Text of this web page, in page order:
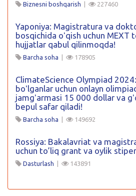
Biznesni boshqarish 227460
Yaponiya: Magistratura va
bosqichida oʻqish uchun MEXT
hujjatlar qabul qilinmoqda!
Barcha soha 178905
ClimateScience Olympiad
boʻlganlar uchun onlayn
jamgʻarmasi 15 000 dollar va
bepul safar qiladi!
Barcha soha 149692
Rossiya: Bakalavriat va
uchun to’liq grant va oylik
Dasturlash 143891